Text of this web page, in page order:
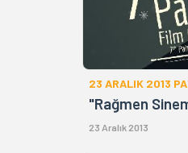
23 ARALIK 2013
"Rağmen
23 Aralık 2013